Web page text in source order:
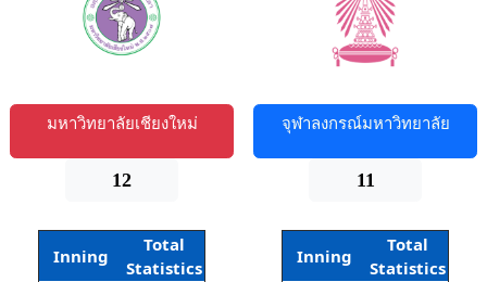
มหาวิทยาลัยเชียงใหม่
12
Inning
Total
Statistics
จุฬาลงกรณ์มหาวิทยาลัย
11
Inning
Total
Statistics